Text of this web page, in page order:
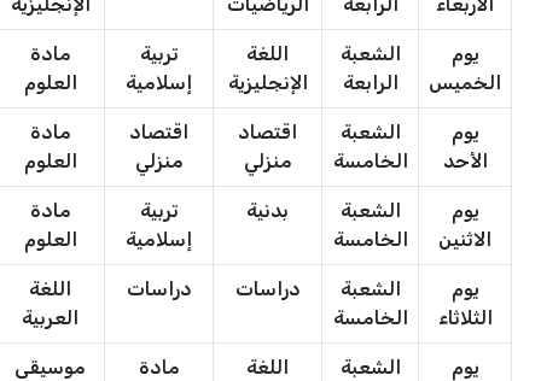
يوم
الخميس
الشعبة
الرابعة
اللغة
الإنجليزية
تربية
إسلامية
مادة
العلوم
يوم
الأحد
الشعبة
الخامسة
اقتصاد
منزلي
اقتصاد
منزلي
مادة
العلوم
يوم
الاثنين
الشعبة
الخامسة
بدنية
تربية
إسلامية
مادة
العلوم
يوم
الثلاثاء
الشعبة
الخامسة
دراسات دراسات
اللغة
العربية
يوم
الشعبة
اللغة
مادة
موسيقى